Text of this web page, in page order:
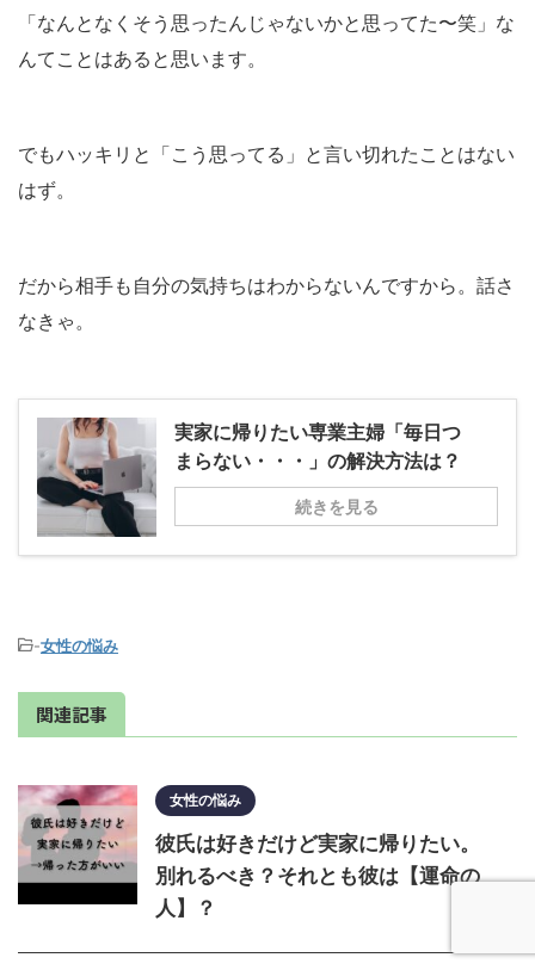
「なんとなくそう思ったんじゃないかと思ってた〜笑」な
んてことはあると思います。
でもハッキリと「こう思ってる」と言い切れたことはない
はず。
だから相手も自分の気持ちはわからないんですから。話さ
なきゃ。
実家に帰りたい専業主婦「毎日つ
まらない・・・」の解決方法は？
続きを見る
-女性の悩み
関連記事
女性の悩み
彼氏は好きだけど実家に帰りたい。
別れるべき？それとも彼は【運命の
人】？